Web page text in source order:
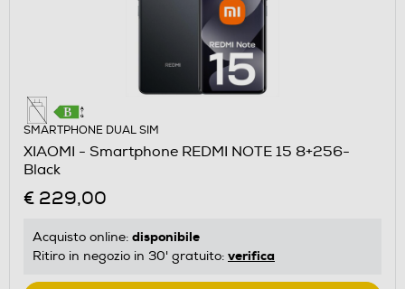
SMARTPHONE DUAL SIM
XIAOMI - Smartphone REDMI NOTE 15 8+256-
Black
€ 229,00
Acquisto online: disponibile
Ritiro in negozio in 30' gratuito: verifica